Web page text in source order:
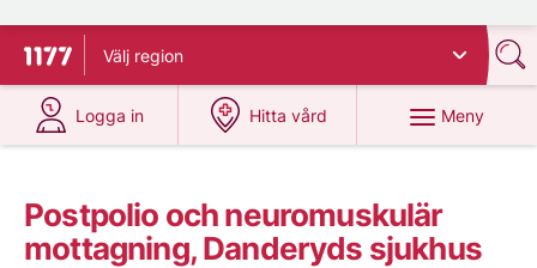
Till startsidan för 1177
Välj region
Logga in
på 1177.se
Hitta vård
på 1177.se
Meny
Postpolio och neuromuskulär
mottagning, Danderyds sjukhus